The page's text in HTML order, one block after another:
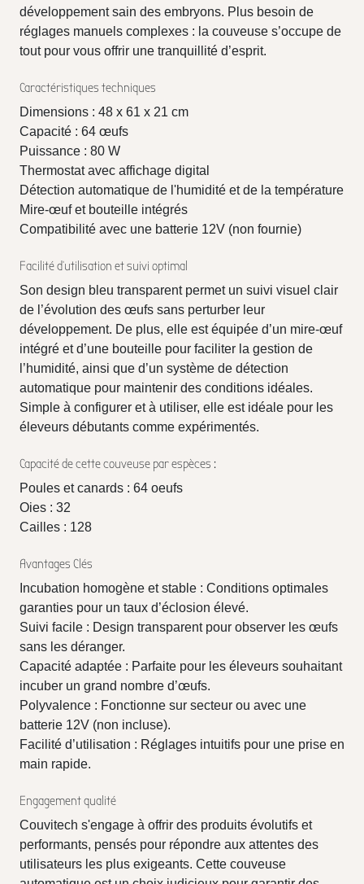
développement sain des embryons. Plus besoin de
réglages manuels complexes : la couveuse s’occupe de
tout pour vous offrir une tranquillité d’esprit.
Caractéristiques techniques
Dimensions : 48 x 61 x 21 cm
Capacité : 64 œufs
Puissance : 80 W
Thermostat avec affichage digital
Détection automatique de l'humidité et de la température
Mire-œuf et bouteille intégrés
Compatibilité avec une batterie 12V (non fournie)
Facilité d'utilisation et suivi optimal
Son design bleu transparent permet un suivi visuel clair
de l’évolution des œufs sans perturber leur
développement. De plus, elle est équipée d’un mire-œuf
intégré et d’une bouteille pour faciliter la gestion de
l’humidité, ainsi que d’un système de détection
automatique pour maintenir des conditions idéales.
Simple à configurer et à utiliser, elle est idéale pour les
éleveurs débutants comme expérimentés.
Capacité de cette couveuse par espèces :
Poules et canards : 64 oeufs
Oies : 32
Cailles : 128
Avantages Clés
Incubation homogène et stable : Conditions optimales
garanties pour un taux d’éclosion élevé.
Suivi facile : Design transparent pour observer les œufs
sans les déranger.
Capacité adaptée : Parfaite pour les éleveurs souhaitant
incuber un grand nombre d’œufs.
Polyvalence : Fonctionne sur secteur ou avec une
batterie 12V (non incluse).
Facilité d’utilisation : Réglages intuitifs pour une prise en
main rapide.
Engagement qualité
Couvitech s'engage à offrir des produits évolutifs et
performants, pensés pour répondre aux attentes des
utilisateurs les plus exigeants. Cette couveuse